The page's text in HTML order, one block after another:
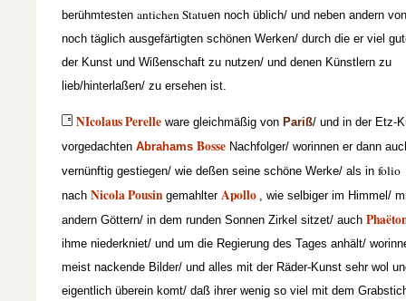
berühmtesten antichen Statuen noch üblich/ und neben andern
noch täglich ausgefärtigten schönen Werken/ durch die er viel
der Kunst und Wißenschaft zu nutzen/ und denen Künstlern zu
lieb/hinterlaßen/ zu ersehen ist.
NIcolaus Perelle ware gleichmäßig von Pariß/ und in der Etz-
vorgedachten Abrahams Bosse Nachfolger/ worinnen er dann
vernünftig gestiegen/ wie deßen seine schöne Werke/ als in folio
nach Nicola Pousin gemahlter Apollo
, wie selbiger im Himmel/
andern Göttern/ in dem runden Sonnen Zirkel sitzet/ auch
ihme niederkniet/ und um die Regierung des Tages anhält/
meist nackende Bilder/ und alles mit der Räder-Kunst sehr wol
eigentlich überein komt/ daß ihrer wenig so viel mit dem